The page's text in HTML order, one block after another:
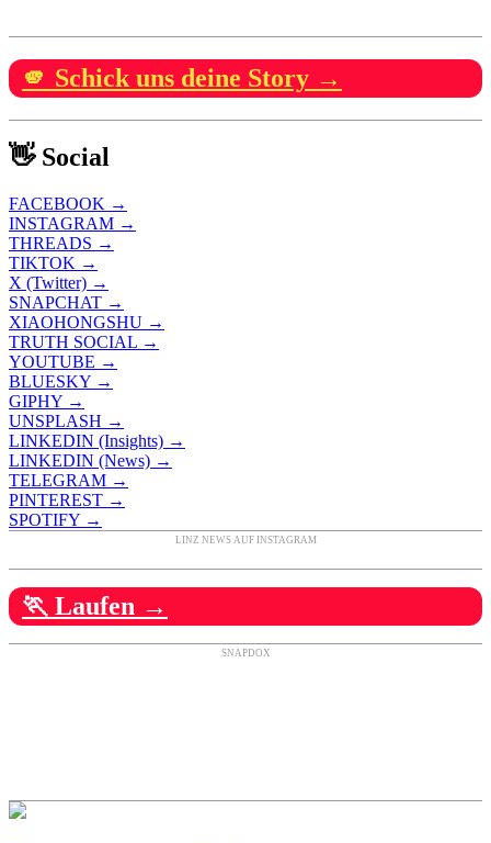
🫵 Schick uns deine Story →
👋 Social
FACEBOOK →
INSTAGRAM →
THREADS →
TIKTOK →
X (Twitter) →
SNAPCHAT →
XIAOHONGSHU →
TRUTH SOCIAL →
YOUTUBE →
BLUESKY →
GIPHY →
UNSPLASH →
LINKEDIN (Insights) →
LINKEDIN (News) →
TELEGRAM →
PINTEREST →
SPOTIFY →
LINZ NEWS AUF INSTAGRAM
🏃 Laufen →
SNAPDOX